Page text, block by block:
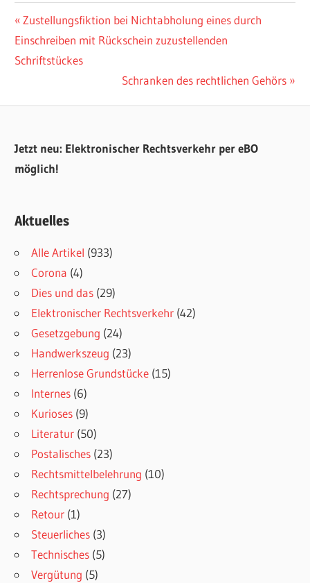
Beitragsnavigation
Vorheriger
Beitrag:
Zustellungsfiktion bei Nichtabholung eines durch
Einschreiben mit Rückschein zuzustellenden
Schriftstückes
Nächster
Schranken des rechtlichen Gehörs
Jetzt neu: Elektronischer Rechtsverkehr per eBO
möglich!
Aktuelles
Alle Artikel (933)
Corona (4)
Dies und das (29)
Elektronischer Rechtsverkehr (42)
Gesetzgebung (24)
Handwerkszeug (23)
Herrenlose Grundstücke (15)
Internes (6)
Kurioses (9)
Literatur (50)
Postalisches (23)
Rechtsmittelbelehrung (10)
Rechtsprechung (27)
Retour (1)
Steuerliches (3)
Technisches (5)
Vergütung (5)